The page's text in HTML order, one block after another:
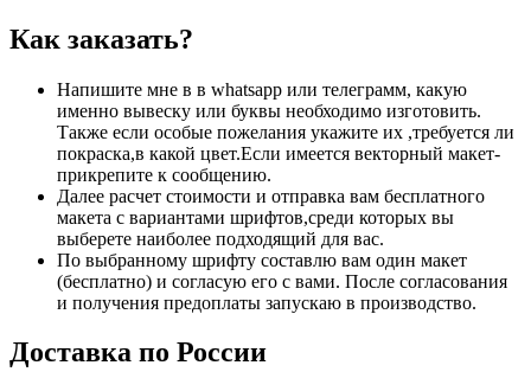
Как заказать?
Напишите мне в в whatsapp или телеграмм, какую
именно вывеску или буквы необходимо изготовить.
Также если особые пожелания укажите их ,требуется ли
покраска,в какой цвет.Если имеется векторный макет-
прикрепите к сообщению.
Далее расчет стоимости и отправка вам бесплатного
макета с вариантами шрифтов,среди которых вы
выберете наиболее подходящий для вас.
По выбранному шрифту составлю вам один макет
(бесплатно) и согласую его с вами. После согласования
и получения предоплаты запускаю в производство.
Доставка по России